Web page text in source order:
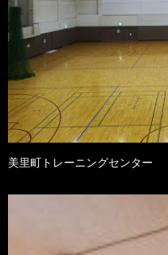
美里町トレーニングセンター